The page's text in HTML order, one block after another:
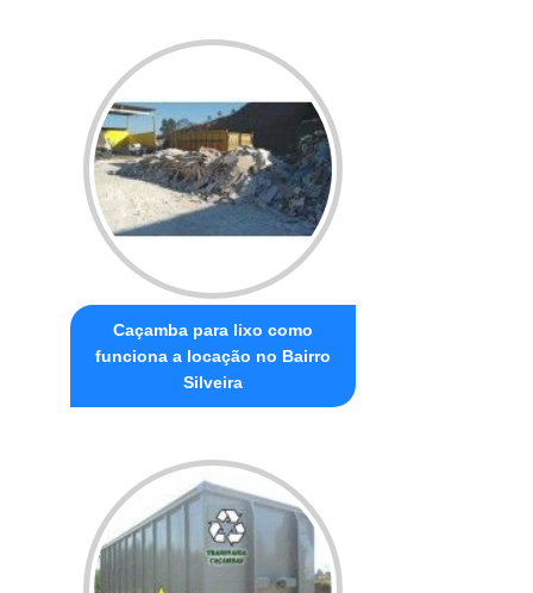
Caçamba para lixo como
funciona a locação no Bairro
Silveira